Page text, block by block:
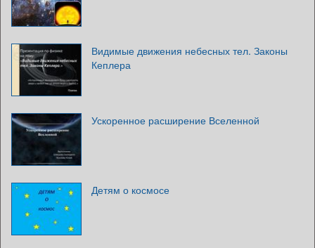
Видимые движения небесных тел. Законы
Кеплера
Ускоренное расширение Вселенной
Детям о космосе